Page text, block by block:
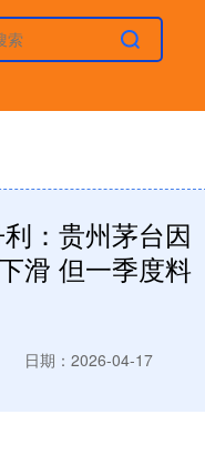
：贵州茅台因
滑 但一季度料
日期：2026-04-17